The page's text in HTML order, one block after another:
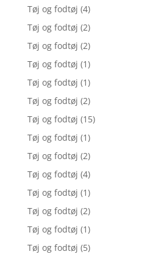
Tøj og fodtøj (4)
Tøj og fodtøj (2)
Tøj og fodtøj (2)
Tøj og fodtøj (1)
Tøj og fodtøj (1)
Tøj og fodtøj (2)
Tøj og fodtøj (15)
Tøj og fodtøj (1)
Tøj og fodtøj (2)
Tøj og fodtøj (4)
Tøj og fodtøj (1)
Tøj og fodtøj (2)
Tøj og fodtøj (1)
Tøj og fodtøj (5)